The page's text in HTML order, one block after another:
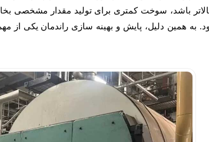
باشد، سوخت کمتری برای تولید مقدار مشخصی
همین دلیل، پایش و بهینه سازی راندمان یکی از